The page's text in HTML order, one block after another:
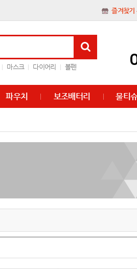
즐겨찾기
마스크 다이어리 볼펜
파우치 보조배터리 물티